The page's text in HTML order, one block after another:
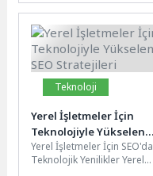
olan 50.Yeşil Bursa Rallisi,
Bursa Otomobil Spor...
Teknoloji
Yerel İşletmeler İçin
Teknolojiyle Yükselen
SEO Stratejileri
Yerel İşletmeler İçin SEO'da
Teknolojik Yenilikler Yerel